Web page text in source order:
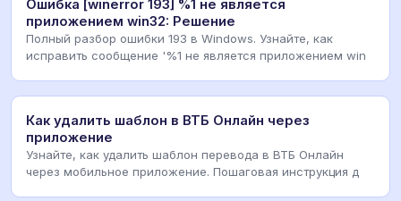
Ошибка [winerror 193] %1 не является
приложением win32: Решение
Полный разбор ошибки 193 в Windows. Узнайте, как
исправить сообщение '%1 не является приложением win
Как удалить шаблон в ВТБ Онлайн через
приложение
Узнайте, как удалить шаблон перевода в ВТБ Онлайн
через мобильное приложение. Пошаговая инструкция д